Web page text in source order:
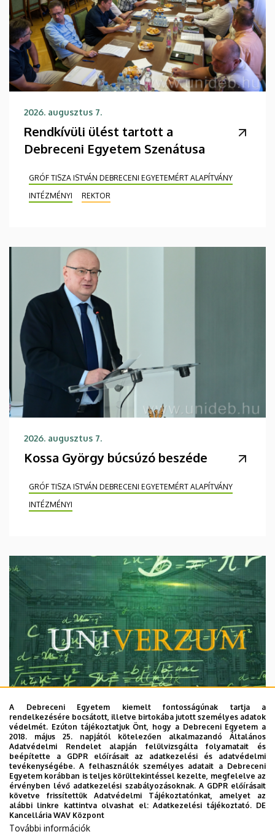
2026. augusztus 7.
Rendkívüli ülést tartott a
Debreceni Egyetem Szenátusa
GRÓF TISZA ISTVÁN DEBRECENI EGYETEMÉRT ALAPÍTVÁNY
INTÉZMÉNYI
REKTOR
2026. augusztus 7.
Kossa György búcsúzó beszéde
GRÓF TISZA ISTVÁN DEBRECENI EGYETEMÉRT ALAPÍTVÁNY
INTÉZMÉNYI
2026. augusztus 7.
Univerzum: A Debreceni Egyetem
titkos receptjei
KUTATÁS TUDOMÁNY
A Debreceni Egyetem kiemelt fontosságúnak tartja a
rendelkezésére bocsátott, illetve birtokába jutott személyes adatok
védelmét. Ezúton tájékoztatjuk Önt, hogy a Debreceni Egyetem a
2018. május 25. napjától kötelezően alkalmazandó Általános
Adatvédelmi Rendelet alapján felülvizsgálta folyamatait és
beépítette a GDPR előírásait az adatkezelési és adatvédelmi
tevékenységébe. A felhasználók személyes adatait a Debreceni
Egyetem korábban is teljes körültekintéssel kezelte, megfelelve az
érvényben lévő adatkezelési szabályozásoknak. A GDPR előírásait
követve frissítettük Adatvédelmi Tájékoztatónkat, amelyet az
alábbi linkre kattintva olvashat el:Adatkezelési tájékoztató. DE
Kancellária WAV Központ
További információk